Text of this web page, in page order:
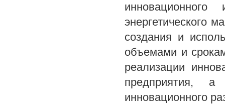
энергетического
создания и
объемами и
реализации
предприятия, а
инновационного